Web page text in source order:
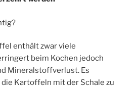
enthält zwar viele
beim Kochen jedoch
Mineralstoffverlust. Es
Kartoffeln mit der Schale zu